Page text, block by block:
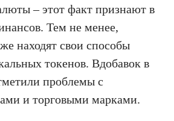
– этот факт признают в
Тем не менее,
находят свои способы
токенов. Вдобавок в
проблемы с
и торговыми марками.